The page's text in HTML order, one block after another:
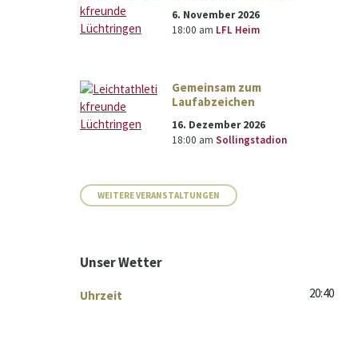
6. November 2026
18:00 am LFL Heim
Gemeinsam zum
Laufabzeichen
16. Dezember 2026
18:00 am Sollingstadion
WEITERE VERANSTALTUNGEN
Unser Wetter
Uhrzeit 20:40